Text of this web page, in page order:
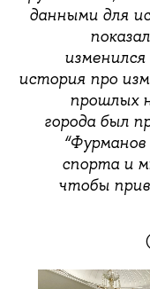
данными для
история про
прошлых
города был
спорта и
чтобы